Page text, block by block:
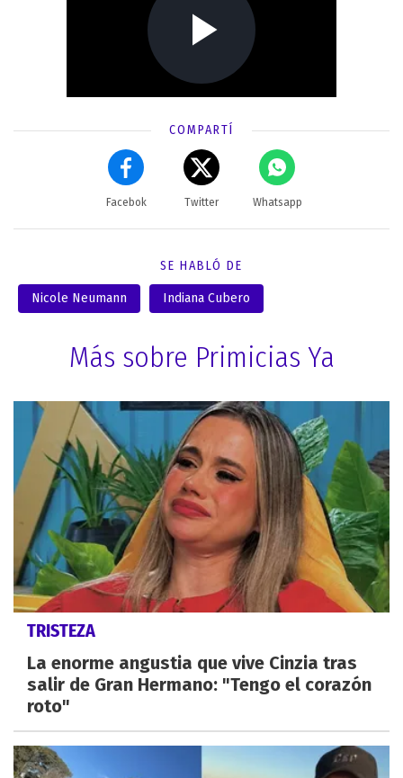
COMPARTÍ
Facebok Twitter Whatsapp
SE HABLÓ DE
Nicole Neumann Indiana Cubero
Más sobre Primicias Ya
TRISTEZA
La enorme angustia que vive Cinzia tras
salir de Gran Hermano: "Tengo el corazón
roto"